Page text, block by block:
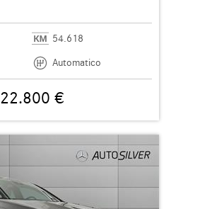
54.618
Automatico
22.800 €